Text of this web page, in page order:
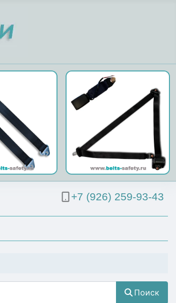
+7 (926) 259-93-43
Поиск